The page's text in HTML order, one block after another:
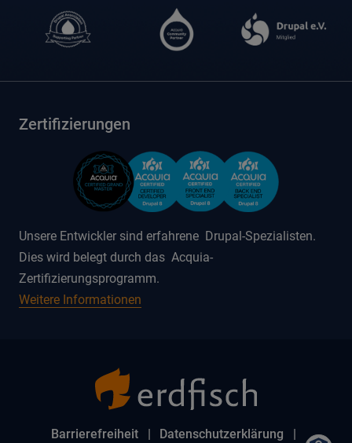
Zertifizierungen
Unsere Entwickler sind erfahrene Drupal-Spezialisten.
Dies wird belegt durch das Acquia-
Zertifizierungsprogramm.
Weitere Informationen
Barrierefreiheit Datenschutzerklärung